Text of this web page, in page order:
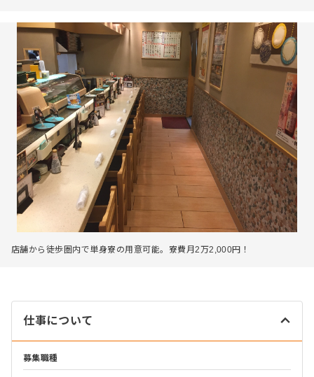
店舗から徒歩圏内で単身寮の用意可能。寮費月2万2,000円！
仕事について
募集職種